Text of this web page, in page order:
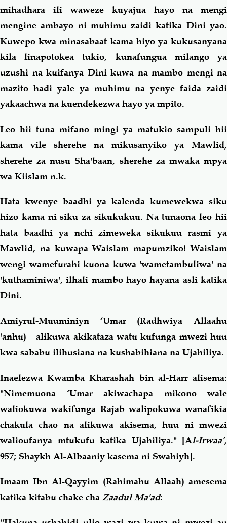
mihadhara ili waweze kuyajua hayo na mengi
mengine ambayo ni muhimu zaidi katika Dini yao.
Kuwepo kwa minasabaat kama hiyo ya kukusanyana
kila linapotokea tukio, kunafungua milango ya
uzushi na kuifanya Dini kuwa na mambo mengi na
mazito hadi yale ya muhimu na yenye faida zaidi
yakaachwa na kuendekezwa hayo ya mpito.
Leo hii tuna mifano mingi ya matukio sampuli hii
kama vile sherehe na mikusanyiko ya Mawlid,
sherehe za nusu Sha'baan, sherehe za mwaka mpya
wa Kiislam n.k.
Hata kwenye baadhi ya kalenda kumewekwa siku
hizo kama ni siku za sikukukuu. Na tunaona leo hii
hata baadhi ya nchi zimeweka sikukuu rasmi ya
Mawlid, na kuwapa Waislam mapumziko! Waislam
wengi wamefurahi kuona kuwa 'wametambuliwa' na
'kuthaminiwa', ilhali mambo hayo hayana asli katika
Dini.
Amiyrul-Muuminiyn ‘Umar (Radhwiya Allaahu
'anhu) alikuwa akikataza watu kufunga mwezi huu
kwa sababu ilihusiana na kushabihiana na Ujahiliya.
Inaelezwa Kwamba Kharashah bin al-Harr alisema:
"Nimemuona ‘Umar akiwachapa mikono wale
waliokuwa wakifunga Rajab walipokuwa wanafikia
chakula chao na alikuwa akisema, huu ni mwezi
walioufanya mtukufu katika Ujahiliya."[Al-Irwaa’,
957; Shaykh Al-Albaaniy kasema ni Swahiyh].
Imaam Ibn Al-Qayyim (Rahimahu Allaah) amesema
katika kitabu chake cha Zaadul Ma'ad: